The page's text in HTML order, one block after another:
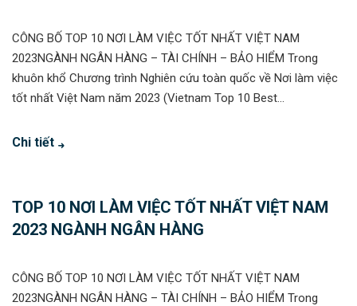
CÔNG BỐ TOP 10 NƠI LÀM VIỆC TỐT NHẤT VIỆT NAM
2023NGÀNH NGÂN HÀNG – TÀI CHÍNH – BẢO HIỂM Trong
khuôn khổ Chương trình Nghiên cứu toàn quốc về Nơi làm việc
tốt nhất Việt Nam năm 2023 (Vietnam Top 10 Best...
Chi tiết
TOP 10 NƠI LÀM VIỆC TỐT NHẤT VIỆT NAM
2023 NGÀNH NGÂN HÀNG
CÔNG BỐ TOP 10 NƠI LÀM VIỆC TỐT NHẤT VIỆT NAM
2023NGÀNH NGÂN HÀNG – TÀI CHÍNH – BẢO HIỂM Trong